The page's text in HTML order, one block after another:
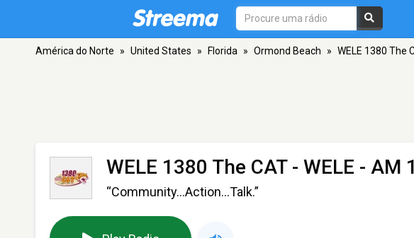
América do Norte » United States » Florida » Ormond Beach » WELE 1380 The
WELE 1380 The CAT - WELE - AM
“Community...Action...Talk.”